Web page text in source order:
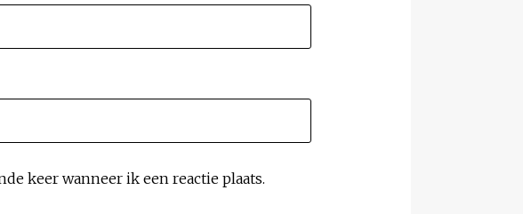
keer wanneer ik een reactie plaats.